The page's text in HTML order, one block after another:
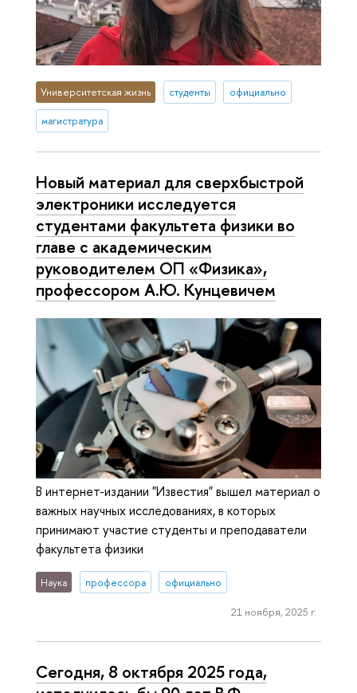
Университетская жизнь студенты официально
магистратура
Новый материал для сверхбыстрой
электроники исследуется
студентами факультета физики во
главе с академическим
руководителем ОП «Физика»,
профессором А.Ю. Кунцевичем
В интернет-издании "Известия" вышел материал о
важных научных исследованиях, в которых
принимают участие студенты и преподаватели
факультета физики
Наука профессора официально
21 ноября, 2025 г.
Сегодня, 8 октября 2025 года,